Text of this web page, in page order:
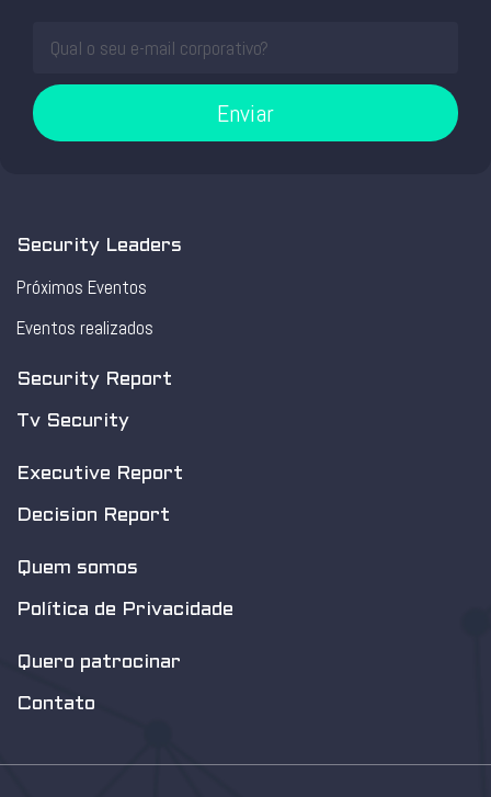
Enviar
Security Leaders
Próximos Eventos
Eventos realizados
Security Report
Tv Security
Executive Report
Decision Report
Quem somos
Política de Privacidade
Quero patrocinar
Contato